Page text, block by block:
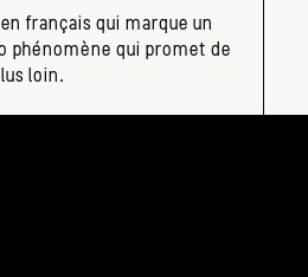
français qui marque un
phénomène qui promet de
loin.